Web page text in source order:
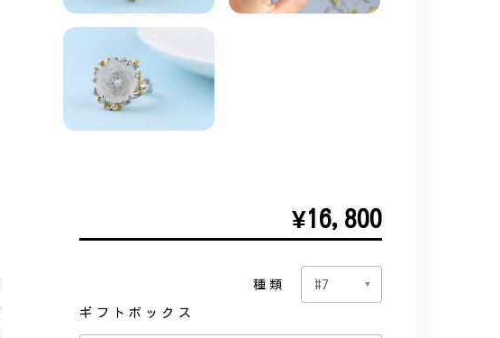
¥16,800
種類
ギフトボックス